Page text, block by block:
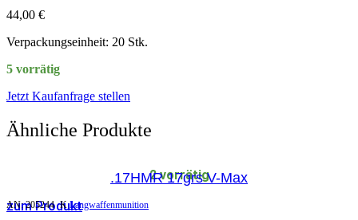
44,00 €
Verpackungseinheit: 20 Stk.
5 vorrätig
Jetzt Kaufanfrage stellen
Ähnliche Produkte
2 vorrätig
.17HMR 17grs V-Max
zum Produkt
AN:205244 K Langwaffenmunition